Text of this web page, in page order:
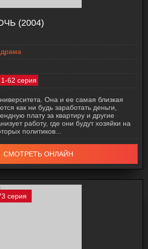
(2004)
62 серия
Она и ее самая близкая
как ни будь заработать деньги,
плату за квартиру и другие
работу, где они будут хозяйки на
политиков...
СМОТРЕТЬ ОНЛАЙН
серия